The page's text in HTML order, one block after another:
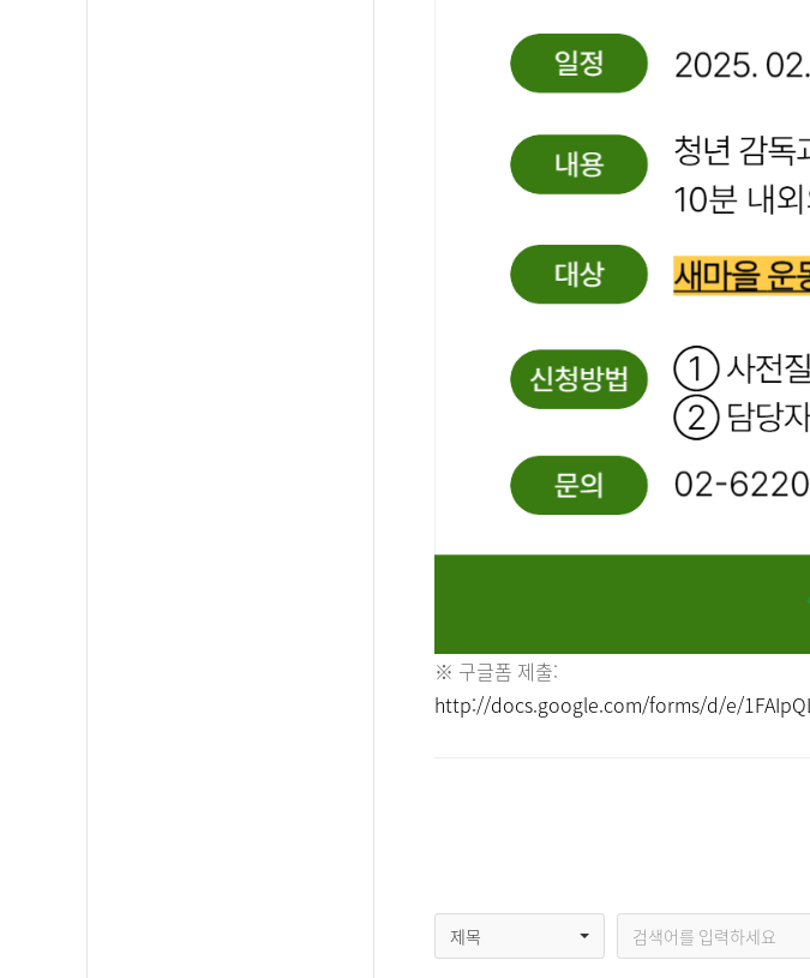
※ 구글폼 제출:
http://docs.google.com/forms/d/e/
제목